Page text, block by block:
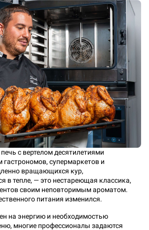
с вертелом десятилетиями
гастрономов, супермаркетов и
вращающихся кур,
в тепле, — это нестареющая классика,
своим неповторимым ароматом.
питания изменился.
на энергию и необходимостью
многие профессионалы задаются